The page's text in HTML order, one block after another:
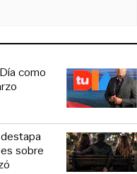
como
destapa
sobre